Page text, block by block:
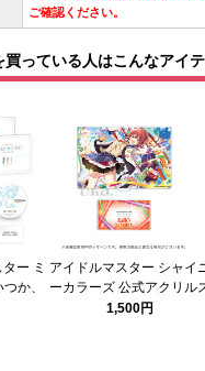
ご確認ください。
買っている人はこんなアイ
ー ミ
か、
アイドルマスター シャイ
ーカラーズ 公式アクリル
タンド【小宮果穂】(日刊ウ
1,500円